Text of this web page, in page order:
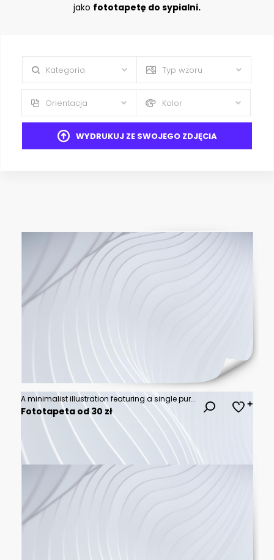
jako fototapetę do sypialni.
Kategoria Typ wzoru
Orientacja Kolor
WYDRUKUJ ZE SWOJEGO ZDJĘCIA
A minimalist illustration featuring a single purple wave line, perfect for adding a touch of elegance to your design.
Fototapeta od 30 zł